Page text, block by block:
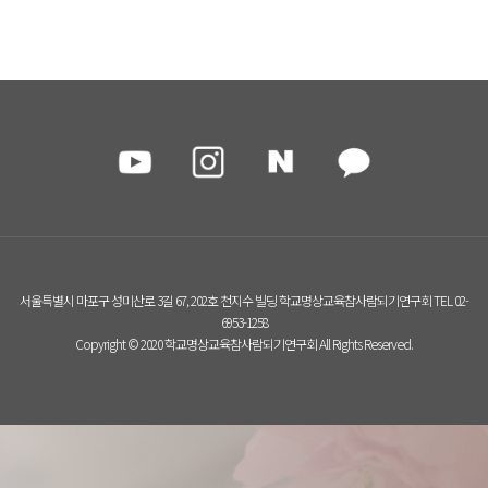
서울특별시 마포구 성미산로 3길 67, 202호 천지수 빌딩 학교명상교육참사람되기연구회 TEL 02-
6953-1258
Copyright © 2020 학교명상교육참사람되기연구회 All Rights Reserved.